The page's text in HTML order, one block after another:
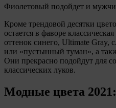
Фиолетовый подойдет и
Кроме трендовой десятки
остается в фаворе
оттенок синего, Ultimate
или «пустынный туман», а
Они прекрасно подойдут для
классических луков.
Модные цвета